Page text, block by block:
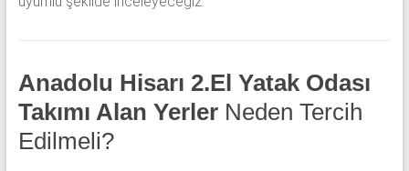
Anadolu Hisarı 2.El Yatak Odası
Takımı Alan YerlerNeden Tercih
Edilmeli?